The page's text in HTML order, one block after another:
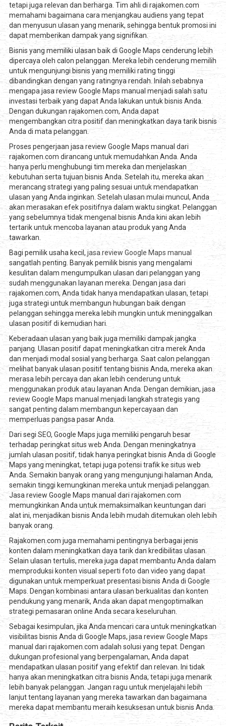
tetapi juga relevan dan berharga. Tim ahli di rajakomen.com
memahami bagaimana cara menjangkau audiens yang tepat
dan menyusun ulasan yang menarik, sehingga bentuk promosi ini
dapat memberikan dampak yang signifikan.
Bisnis yang memiliki ulasan baik di Google Maps cenderung lebih
dipercaya oleh calon pelanggan. Mereka lebih cenderung memilih
untuk mengunjungi bisnis yang memiliki rating tinggi
dibandingkan dengan yang ratingnya rendah. Inilah sebabnya
mengapa jasa review Google Maps manual menjadi salah satu
investasi terbaik yang dapat Anda lakukan untuk bisnis Anda.
Dengan dukungan rajakomen.com, Anda dapat
mengembangkan citra positif dan meningkatkan daya tarik bisnis
Anda di mata pelanggan.
Proses pengerjaan jasa review Google Maps manual dari
rajakomen.com dirancang untuk memudahkan Anda. Anda
hanya perlu menghubungi tim mereka dan menjelaskan
kebutuhan serta tujuan bisnis Anda. Setelah itu, mereka akan
merancang strategi yang paling sesuai untuk mendapatkan
ulasan yang Anda inginkan. Setelah ulasan mulai muncul, Anda
akan merasakan efek positifnya dalam waktu singkat. Pelanggan
yang sebelumnya tidak mengenal bisnis Anda kini akan lebih
tertarik untuk mencoba layanan atau produk yang Anda
tawarkan.
Bagi pemilik usaha kecil, jasa review Google Maps manual
sangatlah penting. Banyak pemilik bisnis yang mengalami
kesulitan dalam mengumpulkan ulasan dari pelanggan yang
sudah menggunakan layanan mereka. Dengan jasa dari
rajakomen.com, Anda tidak hanya mendapatkan ulasan, tetapi
juga strategi untuk membangun hubungan baik dengan
pelanggan sehingga mereka lebih mungkin untuk meninggalkan
ulasan positif di kemudian hari.
Keberadaan ulasan yang baik juga memiliki dampak jangka
panjang. Ulasan positif dapat meningkatkan citra merek Anda
dan menjadi modal sosial yang berharga. Saat calon pelanggan
melihat banyak ulasan positif tentang bisnis Anda, mereka akan
merasa lebih percaya dan akan lebih cenderung untuk
menggunakan produk atau layanan Anda. Dengan demikian, jasa
review Google Maps manual menjadi langkah strategis yang
sangat penting dalam membangun kepercayaan dan
memperluas pangsa pasar Anda.
Dari segi SEO, Google Maps juga memiliki pengaruh besar
terhadap peringkat situs web Anda. Dengan meningkatnya
jumlah ulasan positif, tidak hanya peringkat bisnis Anda di Google
Maps yang meningkat, tetapi juga potensi trafik ke situs web
Anda. Semakin banyak orang yang mengunjungi halaman Anda,
semakin tinggi kemungkinan mereka untuk menjadi pelanggan.
Jasa review Google Maps manual dari rajakomen.com
memungkinkan Anda untuk memaksimalkan keuntungan dari
alat ini, menjadikan bisnis Anda lebih mudah ditemukan oleh lebih
banyak orang.
Rajakomen.com juga memahami pentingnya berbagai jenis
konten dalam meningkatkan daya tarik dan kredibilitas ulasan.
Selain ulasan tertulis, mereka juga dapat membantu Anda dalam
memproduksi konten visual seperti foto dan video yang dapat
digunakan untuk memperkuat presentasi bisnis Anda di Google
Maps. Dengan kombinasi antara ulasan berkualitas dan konten
pendukung yang menarik, Anda akan dapat mengoptimalkan
strategi pemasaran online Anda secara keseluruhan.
Sebagai kesimpulan, jika Anda mencari cara untuk meningkatkan
visibilitas bisnis Anda di Google Maps, jasa review Google Maps
manual dari rajakomen.com adalah solusi yang tepat. Dengan
dukungan profesional yang berpengalaman, Anda dapat
mendapatkan ulasan positif yang efektif dan relevan. Ini tidak
hanya akan meningkatkan citra bisnis Anda, tetapi juga menarik
lebih banyak pelanggan. Jangan ragu untuk menjelajahi lebih
lanjut tentang layanan yang mereka tawarkan dan bagaimana
mereka dapat membantu meraih kesuksesan untuk bisnis Anda.